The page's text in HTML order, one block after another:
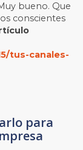
bueno. Que
conscientes
tus-canales-
para